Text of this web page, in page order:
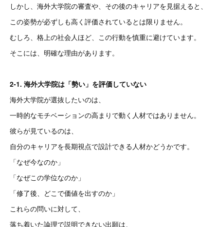
しかし、海外大学院の審査や、その後のキャリアを見据えると、
この姿勢が必ずしも高く評価されているとは限りません。
むしろ、格上の社会人ほど、この行動を慎重に避けています。
そこには、明確な理由があります。
2-1. 海外大学院は「勢い」を評価していない
海外大学院が選抜したいのは、
一時的なモチベーションの高まりで動く人材ではありません。
彼らが見ているのは、
自分のキャリアを長期視点で設計できる人材かどうかです。
「なぜ今なのか」
「なぜこの学位なのか」
「修了後、どこで価値を出すのか」
これらの問いに対して、
落ち着いた論理で説明できない出願は、